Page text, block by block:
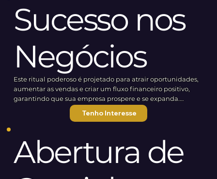
O que você pode esperar:
que repele energias indesejadas e seres que interferem em
sua paz.
Afastamento de Influências Tóxicas: Dissolva conexões
nocivas que podem estar drenando sua vitalidade e
felicidade.
Restabelecimento do Equilíbrio: Renove sua energia e
recupere sua tranquilidade, permitindo que novas relações
Orientações de Continuidade: Receba instruções sobre
como manter a energia de afastamento e proteger-se de
Sucesso nos
Negócios
Este ritual poderoso é projetado para atrair oportunidades,
aumentar as vendas e criar um fluxo financeiro positivo,
garantindo que sua empresa prospere e se expanda.
O que você pode esperar:
Atração de Oportunidades: Crie um campo vibracional que
Expansão de Vendas: Fortaleça o fluxo de clientes e
aumente os lucros com energias que favorecem a
Tenho Interesse
Abertura de